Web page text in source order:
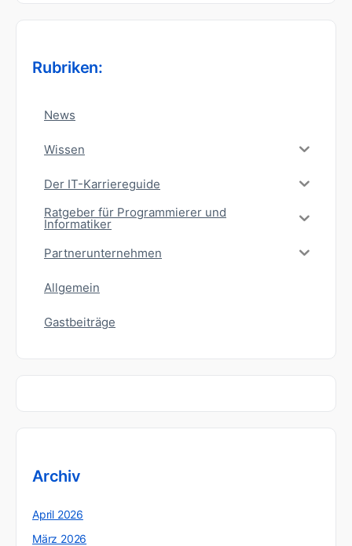
Rubriken:
News
Wissen
Der IT-Karriereguide
Ratgeber für Programmierer und
Informatiker
Partnerunternehmen
Allgemein
Gastbeiträge
Archiv
April 2026
März 2026